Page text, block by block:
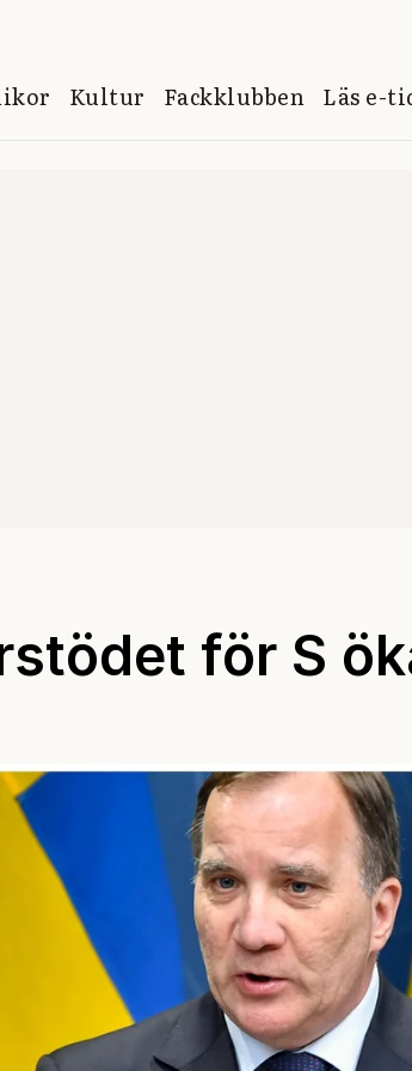
Kultur Fackklubben Läs e-
för S